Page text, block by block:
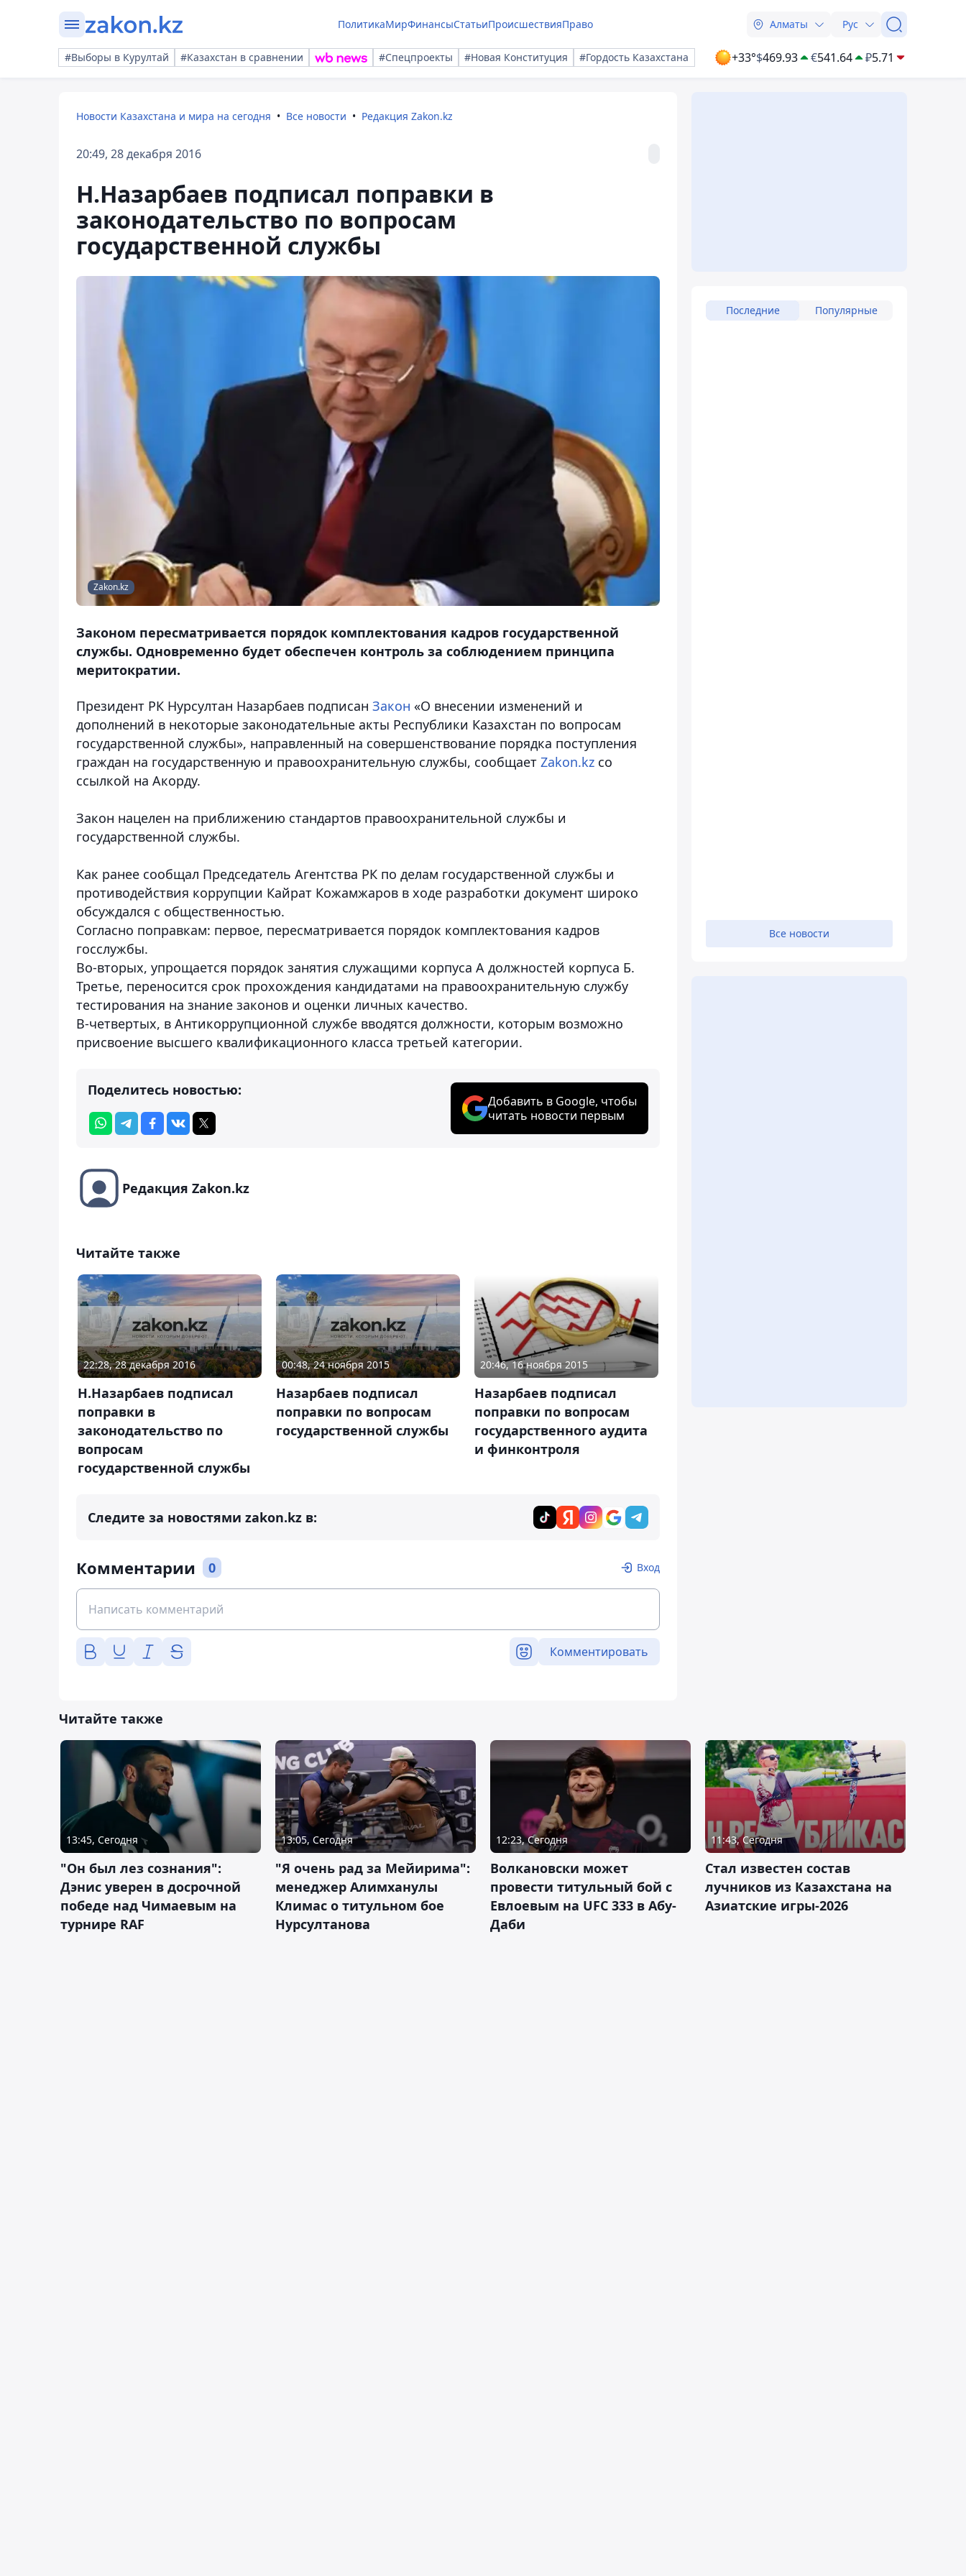
ПолитикаМирФинансыСтатьиПроисшествияПраво Алматы Рус
#Выборы в Курултай #Казахстан в сравнении #Спецпроекты #Новая Конституция #Гордость Казахстана +33°$469.93 €541.64 ₽5.71
Новости Казахстана и мира на сегодня Все новости Редакция Zakon.kz
20:49, 28 декабря 2016
Н.Назарбаев подписал поправки в
законодательство по вопросам
государственной службы
Zakon.kz
Законом пересматривается порядок комплектования кадров государственной
службы. Одновременно будет обеспечен контроль за соблюдением принципа
меритократии.
Президент РК Нурсултан Назарбаев подписан Закон «О внесении изменений и
дополнений в некоторые законодательные акты Республики Казахстан по вопросам
государственной службы», направленный на совершенствование порядка поступления
граждан на государственную и правоохранительную службы, сообщает Zakon.kz со
ссылкой на Акорду.
Закон нацелен на приближению стандартов правоохранительной службы и
государственной службы.
Как ранее сообщал Председатель Агентства РК по делам государственной службы и
противодействия коррупции Кайрат Кожамжаров в ходе разработки документ широко
обсуждался с общественностью.
Согласно поправкам: первое, пересматривается порядок комплектования кадров
госслужбы.
Во-вторых, упрощается порядок занятия служащими корпуса А должностей корпуса Б.
Третье, переносится срок прохождения кандидатами на правоохранительную службу
тестирования на знание законов и оценки личных качество.
В-четвертых, в Антикоррупционной службе вводятся должности, которым возможно
присвоение высшего квалификационного класса третьей категории.
Поделитесь новостью:
Добавить в Google, чтобы
читать новости первым
Редакция Zakon.kz
Читайте также
22:28, 28 декабря 2016
Н.Назарбаев подписал
поправки в
законодательство по
вопросам
государственной службы
00:48, 24 ноября 2015
Назарбаев подписал
поправки по вопросам
государственной службы
20:46, 16 ноября 2015
Назарбаев подписал
поправки по вопросам
государственного аудита
и финконтроля
Следите за новостями zakon.kz в:
Комментарии 0 Вход
Комментировать
Последние Популярные
Все новости
Читайте также
13:45, Сегодня
"Он был лез сознания":
Дэнис уверен в досрочной
победе над Чимаевым на
турнире RAF
13:05, Сегодня
"Я очень рад за Мейирима":
менеджер Алимханулы
Климас о титульном бое
Нурсултанова
12:23, Сегодня
Волкановски может
провести титульный бой с
Евлоевым на UFC 333 в Абу-
Даби
11:43, Сегодня
Стал известен состав
лучников из Казахстана на
Азиатские игры-2026